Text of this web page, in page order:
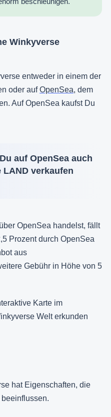
Winkyverse
entweder in einem der
oder aufOpenSea, dem
Auf OpenSea kaufst Du
auf OpenSea auch
verkaufen
OpenSea handelst, fällt
Prozent durch OpenSea
aus
Gebühr in Höhe von 5
Karte im
Welt erkunden
hat Eigenschaften, die